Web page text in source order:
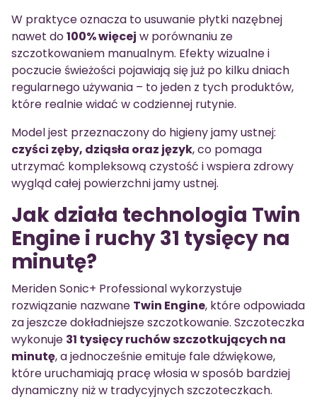
W praktyce oznacza to usuwanie płytki nazębnej
nawet do100% więcej w porównaniu ze
szczotkowaniem manualnym. Efekty wizualne i
poczucie świeżości pojawiają się już po kilku dniach
regularnego używania – to jeden z tych produktów,
które realnie widać w codziennej rutynie.
Model jest przeznaczony do higieny jamy ustnej:
czyści zęby, dziąsła oraz język, co pomaga
utrzymać kompleksową czystość i wspiera zdrowy
wygląd całej powierzchni jamy ustnej.
Jak działa technologia Twin
Engine i ruchy 31 tysięcy na
minutę?
Meriden Sonic+ Professional wykorzystuje
rozwiązanie nazwane Twin Engine, które odpowiada
za jeszcze dokładniejsze szczotkowanie. Szczoteczka
wykonuje 31 tysięcy ruchów szczotkujących na
minutę, a jednocześnie emituje fale dźwiękowe,
które uruchamiają pracę włosia w sposób bardziej
dynamiczny niż w tradycyjnych szczoteczkach.